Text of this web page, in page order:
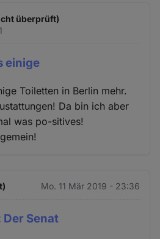
überprüft)
einige
Toiletten in Berlin mehr.
Da bin ich aber
was po-sitives!
Mo. 11 Mär 2019 - 23:36
Senat